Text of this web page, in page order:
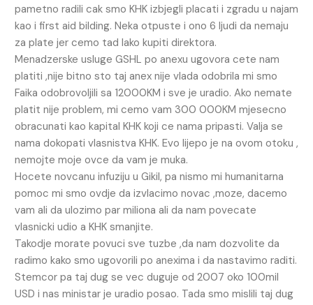
pametno radili cak smo KHK izbjegli placati i zgradu u najam
kao i first aid bilding. Neka otpuste i ono 6 ljudi da nemaju
za plate jer cemo tad lako kupiti direktora.
Menadzerske usluge GSHL po anexu ugovora cete nam
platiti ,nije bitno sto taj anex nije vlada odobrila mi smo
Faika odobrovoljili sa 12000KM i sve je uradio. Ako nemate
platit nije problem, mi cemo vam 300 000KM mjesecno
obracunati kao kapital KHK koji ce nama pripasti. Valja se
nama dokopati vlasnistva KHK. Evo lijepo je na ovom otoku ,
nemojte moje ovce da vam je muka.
Hocete novcanu infuziju u Gikil, pa nismo mi humanitarna
pomoc mi smo ovdje da izvlacimo novac ,moze, dacemo
vam ali da ulozimo par miliona ali da nam povecate
vlasnicki udio a KHK smanjite.
Takodje morate povuci sve tuzbe ,da nam dozvolite da
radimo kako smo ugovorili po anexima i da nastavimo raditi.
Stemcor pa taj dug se vec duguje od 2007 oko 100mil
USD i nas ministar je uradio posao. Tada smo mislili taj dug